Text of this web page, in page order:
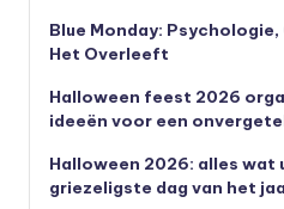
Blue Monday: Psychologie,
Het Overleeft
Halloween feest 2026
ideeën voor een
Halloween 2026: alles wat
griezeligste dag van het